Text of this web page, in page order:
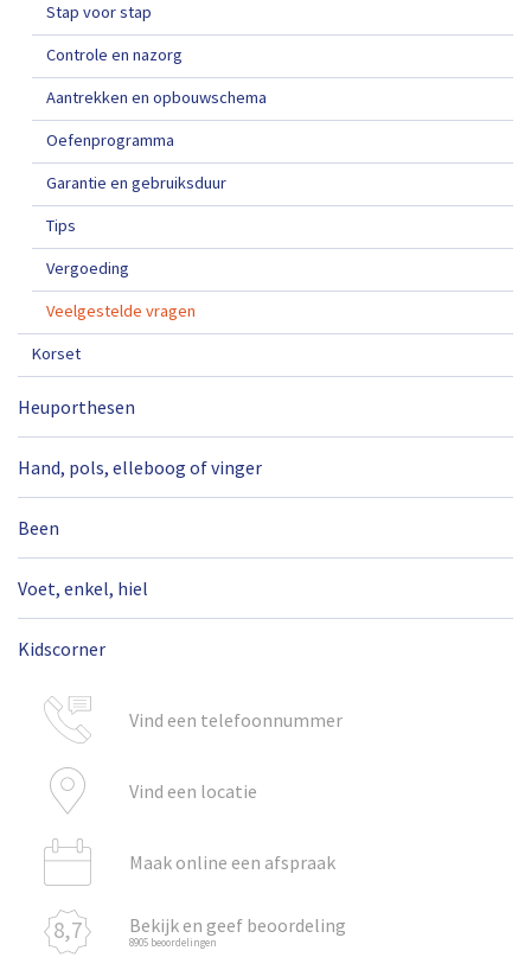
Stap voor stap
Controle en nazorg
Aantrekken en opbouwschema
Oefenprogramma
Garantie en gebruiksduur
Tips
Vergoeding
Veelgestelde vragen
Korset
Heuporthesen
Hand, pols, elleboog of vinger
Been
Voet, enkel, hiel
Kidscorner
Vind een telefoonnummer
Vind een locatie
Maak online een afspraak
8,7 Bekijk en geef beoordeling
8905 beoordelingen